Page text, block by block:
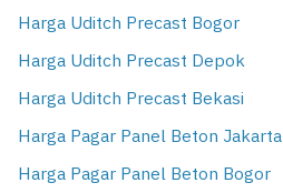
Harga Uditch Precast Bogor
Harga Uditch Precast Depok
Harga Uditch Precast Bekasi
Harga Pagar Panel Beton Jakarta
Harga Pagar Panel Beton Bogor